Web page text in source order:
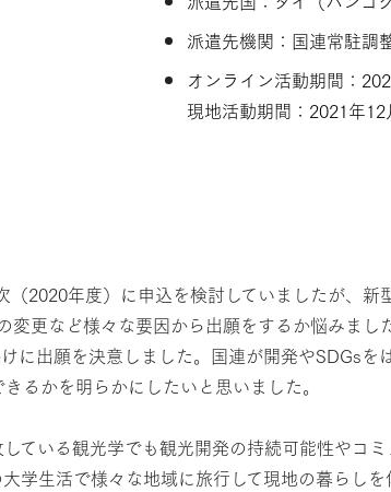
派遣先機関：国連常駐調
オンライン活動期間：
現地活動期間：2021年
2020年度）に申込を検討していましたが、
更など様々な要因から出願をするか悩みま
に出願を決意しました。国連が開発やSDGs
るかを明らかにしたいと思いました。
ている観光学でも観光開発の持続可能性やコ
学生活で様々な地域に旅行して現地の暮らし